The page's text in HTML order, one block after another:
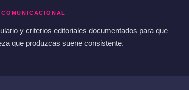
y criterios editoriales documentados para que
que produzcas suene consistente.